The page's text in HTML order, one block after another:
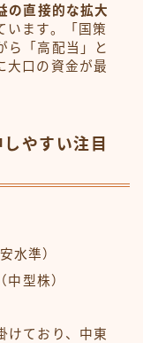
の直接的な拡大
います。「国策
ら「高配当」と
大口の資金が最
やすい注目
水準）
中型株）
けており、中東